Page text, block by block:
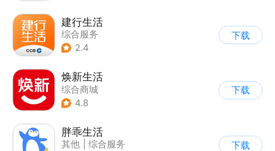
建行生活
综合服务
2.4
下载
焕新生活
综合商城
4.8
下载
胖乖生活
其他
综合服务
下载